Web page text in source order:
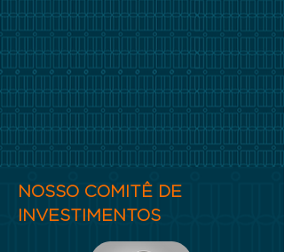
NOSSO COMITÊ DE
INVESTIMENTOS